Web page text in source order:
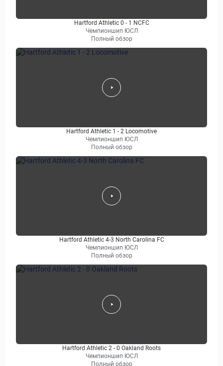
Hartford Athletic 0 - 1 NCFC
Чемпионшип ЮСЛ
Полный обзор
Hartford Athletic 1 - 2 Locomotive
Чемпионшип ЮСЛ
Полный обзор
Hartford Athletic 4-3 North Carolina FC
Чемпионшип ЮСЛ
Полный обзор
Hartford Athletic 2 - 0 Oakland Roots
Чемпионшип ЮСЛ
Полный обзор